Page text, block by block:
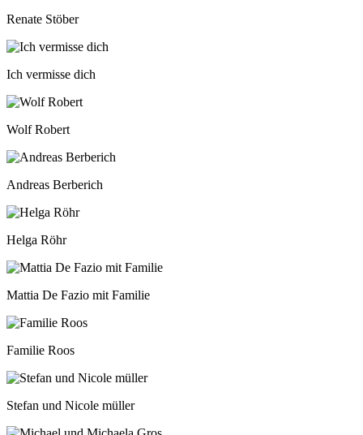
Renate Stöber
Ich vermisse dich
Wolf Robert
Andreas Berberich
Helga Röhr
Mattia De Fazio mit Familie
Familie Roos
Stefan und Nicole müller